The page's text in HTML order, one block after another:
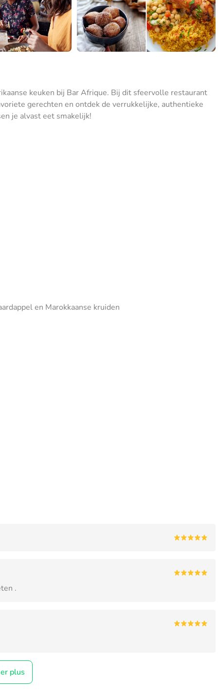
keuken bij Bar Afrique. Bij dit sfeervolle restaurant
gerechten en ontdek de verrukkelijke, authentieke
je alvast eet smakelijk!
en Marokkaanse kruiden
.
plus